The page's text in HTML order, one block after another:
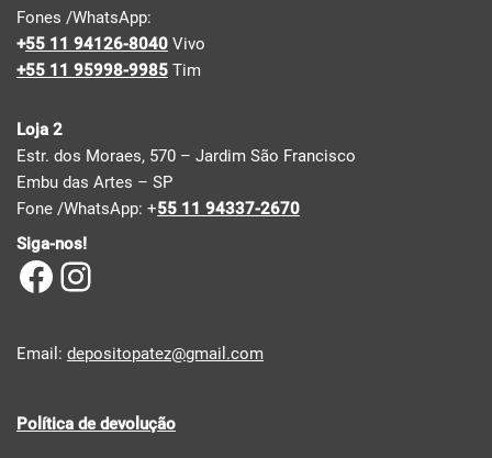
Fones /WhatsApp:
+55 11 94126-8040 Vivo
+55 11 95998-9985 Tim
Loja 2
Estr. dos Moraes, 570 – Jardim São Francisco
Embu das Artes – SP
Fone /WhatsApp: +55 11 94337-2670
Siga-nos!
Email: depositopatez@gmail.com
Política de devolução